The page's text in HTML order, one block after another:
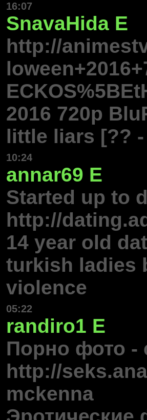
16:07
SnavaHida E
http://
2016 720p
little liars [??
10:24
annar69 E
Started up to
http://
14 year old
turkish ladies
violence
05:22
randiro1 E
Порно фото -
http://
mckenna